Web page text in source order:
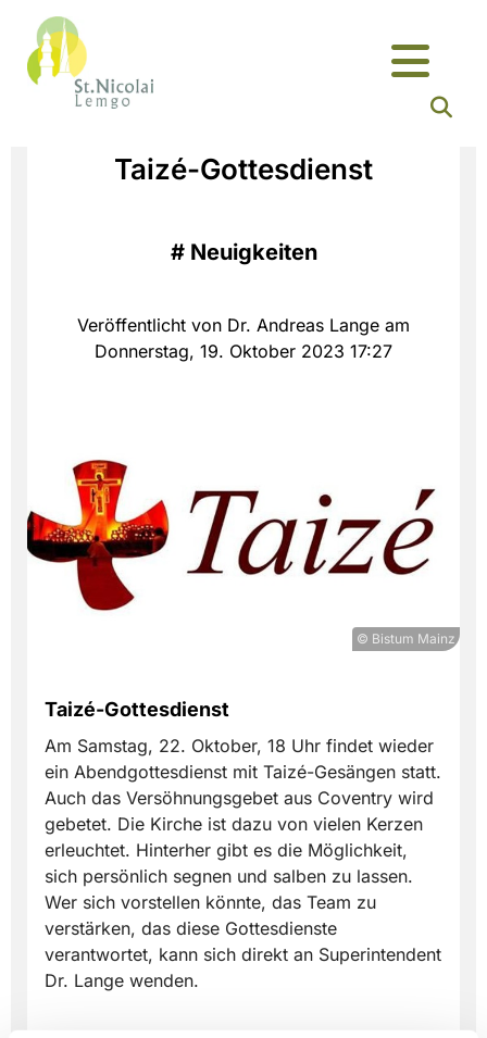
Taizé-Gottesdienst
# Neuigkeiten
Veröffentlicht von Dr. Andreas Lange am
Donnerstag, 19. Oktober 2023 17:27
© Bistum Mainz
Taizé-Gottesdienst
Am Samstag, 22. Oktober, 18 Uhr findet wieder
ein Abendgottesdienst mit Taizé-Gesängen statt.
Auch das Versöhnungsgebet aus Coventry wird
gebetet. Die Kirche ist dazu von vielen Kerzen
erleuchtet. Hinterher gibt es die Möglichkeit,
sich persönlich segnen und salben zu lassen.
Wer sich vorstellen könnte, das Team zu
verstärken, das diese Gottesdienste
verantwortet, kann sich direkt an Superintendent
Dr. Lange wenden.